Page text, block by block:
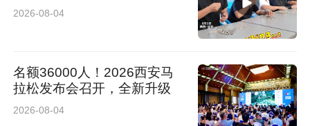
2026-08-04
名额36000人！2026西安马
拉松发布会召开，全新升级
2026-08-04